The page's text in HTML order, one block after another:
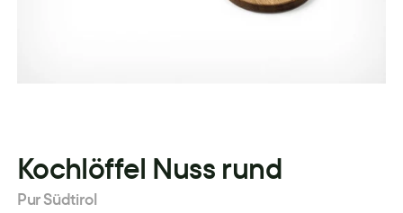
Kochlöffel Nuss rund
Pur Südtirol